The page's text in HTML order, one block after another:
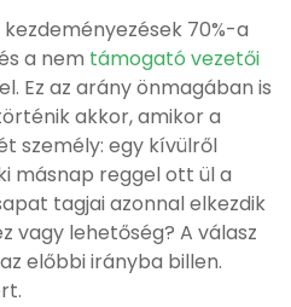
70%-a
a nem támogató vezetői
Ez az arány önmagában is
akkor, amikor a
személy: egy kívülről
másnap reggel ott ül a
tagjai azonnal elkezdik
vagy lehetőség? A válasz
előbbi irányba billen.